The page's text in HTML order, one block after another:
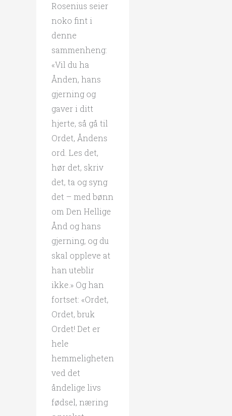
Rosenius seier
noko fint i
denne
sammenheng:
«Vil du ha
Ånden, hans
gjerning og
gaver i ditt
hjerte, så gå til
Ordet, Åndens
ord. Les det,
hør det, skriv
det, ta og syng
det – med bønn
om Den Hellige
Ånd og hans
gjerning, og du
skal oppleve at
han uteblir
ikke.» Og han
fortset: «Ordet,
Ordet, bruk
Ordet! Det er
hele
hemmeligheten
ved det
åndelige livs
fødsel, næring